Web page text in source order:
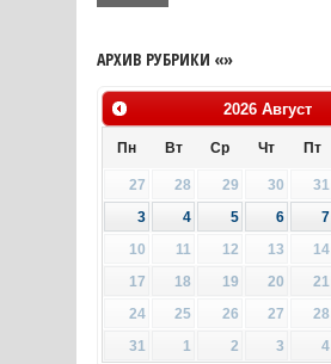
АРХИВ РУБРИКИ «»
2026 Август
Пн Вт Ср Чт Пт
27 28 29 30 31
3
4 5 6 7
10
11 12 13 14
17
18 19 20 21
24
25 26 27 28
31
1 2 3 4